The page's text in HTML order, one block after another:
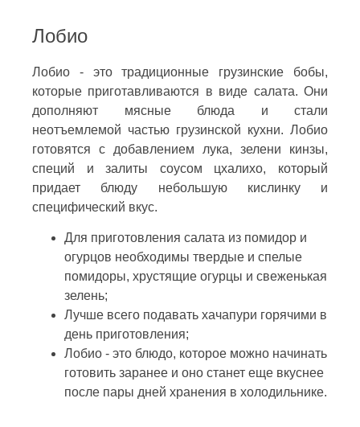
Лобио
Лобио - это традиционные грузинские бобы,
которые приготавливаются в виде салата. Они
дополняют мясные блюда и стали
неотъемлемой частью грузинской кухни. Лобио
готовятся с добавлением лука, зелени кинзы,
специй и залиты соусом цхалихо, который
придает блюду небольшую кислинку и
специфический вкус.
Для приготовления салата из помидор и
огурцов необходимы твердые и спелые
помидоры, хрустящие огурцы и свеженькая
зелень;
Лучше всего подавать хачапури горячими в
день приготовления;
Лобио - это блюдо, которое можно начинать
готовить заранее и оно станет еще вкуснее
после пары дней хранения в холодильнике.